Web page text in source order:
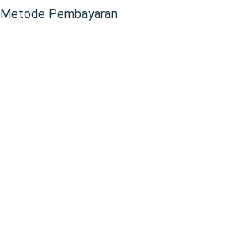
Metode Pembayaran